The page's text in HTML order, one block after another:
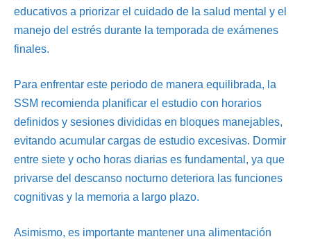
educativos a priorizar el cuidado de la salud mental y el
manejo del estrés durante la temporada de exámenes
finales.
Para enfrentar este periodo de manera equilibrada, la
SSM recomienda planificar el estudio con horarios
definidos y sesiones divididas en bloques manejables,
evitando acumular cargas de estudio excesivas. Dormir
entre siete y ocho horas diarias es fundamental, ya que
privarse del descanso nocturno deteriora las funciones
cognitivas y la memoria a largo plazo.
Asimismo, es importante mantener una alimentación